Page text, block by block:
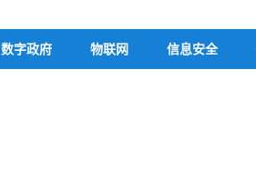
数字政府 物联网 信息安全